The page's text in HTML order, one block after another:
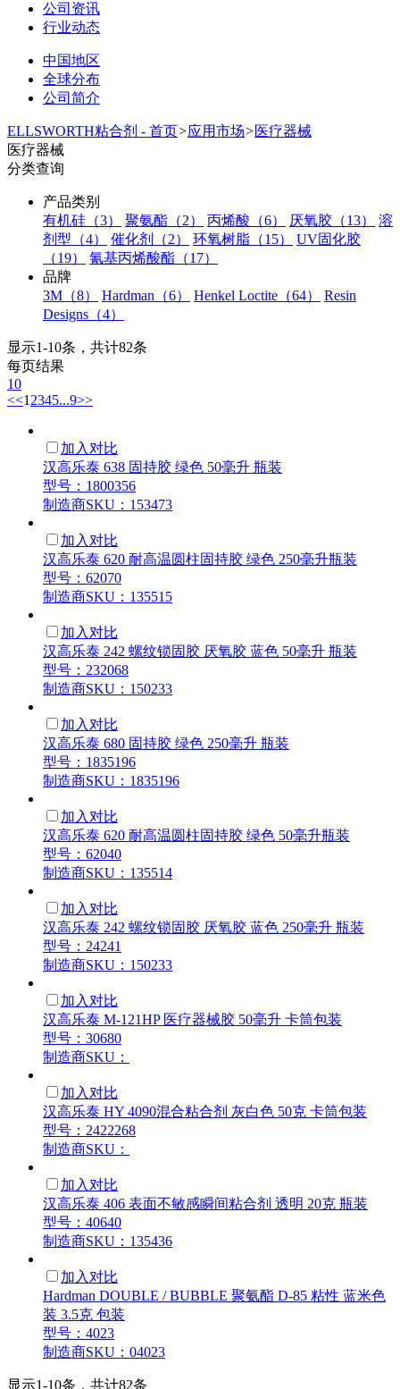
公司资讯
行业动态
中国地区
全球分布
公司简介
ELLSWORTH粘合剂 - 首页>应用市场>医疗器械
医疗器械
分类查询
产品类别
有机硅（3）
聚氨酯（2） 丙烯酸（6） 厌氧胶（13）
溶
剂型（4）
催化剂（2） 环氧树脂（15）
UV固化胶
（19）
氰基丙烯酸酯（17）
品牌
3M（8）
Hardman（6） Henkel Loctite（64）
Resin
Designs（4）
显示1-10条，共计82条
每页结果
10
<<1 2345...9>>
加入对比
汉高乐泰 638 固持胶 绿色 50毫升 瓶装
型号：1800356
制造商SKU：153473
加入对比
汉高乐泰 620 耐高温圆柱固持胶 绿色 250毫升瓶装
型号：62070
制造商SKU：135515
加入对比
汉高乐泰 242 螺纹锁固胶 厌氧胶 蓝色 50毫升 瓶装
型号：232068
制造商SKU：150233
加入对比
汉高乐泰 680 固持胶 绿色 250毫升 瓶装
型号：1835196
制造商SKU：1835196
加入对比
汉高乐泰 620 耐高温圆柱固持胶 绿色 50毫升瓶装
型号：62040
制造商SKU：135514
加入对比
汉高乐泰 242 螺纹锁固胶 厌氧胶 蓝色 250毫升 瓶装
型号：24241
制造商SKU：150233
加入对比
汉高乐泰 M-121HP 医疗器械胶 50毫升 卡筒包装
型号：30680
制造商SKU：
加入对比
汉高乐泰 HY 4090混合粘合剂 灰白色 50克 卡筒包装
型号：2422268
制造商SKU：
加入对比
汉高乐泰 406 表面不敏感瞬间粘合剂 透明 20克 瓶装
型号：40640
制造商SKU：135436
加入对比
Hardman DOUBLE / BUBBLE 聚氨酯 D-85 粘性 蓝米色
装 3.5克 包装
型号：4023
制造商SKU：04023
显示1-10条，共计82条